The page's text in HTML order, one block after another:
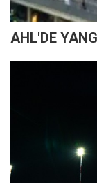
AHL'DE